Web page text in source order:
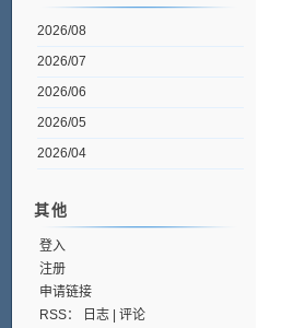
2026/08
2026/07
2026/06
2026/05
2026/04
其他
登入
注册
申请链接
RSS：
日志| 评论